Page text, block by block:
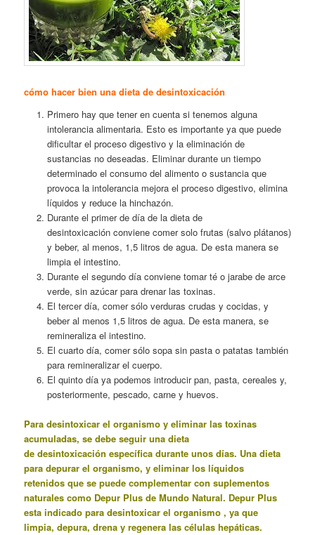
cómo hacer bien una dieta de desintoxicación
Primero hay que tener en cuenta si tenemos alguna
intolerancia alimentaria. Esto es importante ya que puede
dificultar el proceso digestivo y la eliminación de
sustancias no deseadas. Eliminar durante un tiempo
determinado el consumo del alimento o sustancia que
provoca la intolerancia mejora el proceso digestivo, elimina
líquidos y reduce la hinchazón.
Durante el primer de día de la dieta de
desintoxicación conviene comer solo frutas (salvo plátanos)
y beber, al menos, 1,5 litros de agua. De esta manera se
limpia el intestino.
Durante el segundo día conviene tomar té o jarabe de arce
verde, sin azúcar para drenar las toxinas.
El tercer día, comer sólo verduras crudas y cocidas, y
beber al menos 1,5 litros de agua. De esta manera, se
remineraliza el intestino.
El cuarto día, comer sólo sopa sin pasta o patatas también
para remineralizar el cuerpo.
El quinto día ya podemos introducir pan, pasta, cereales y,
posteriormente, pescado, carne y huevos.
Para desintoxicar el organismo y eliminar las toxinas
acumuladas, se debe seguir una dieta
de desintoxicación específica durante unos días. Unadieta
para depurar el organismo, y eliminar los líquidos
retenidos que se puede complementar con suplementos
naturales como Depur Plus de Mundo Natural. Depur Plus
esta indicado para desintoxicar el organismo , ya que
limpia, depura, drena y regenera las células hepáticas.